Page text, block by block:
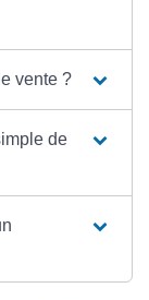
vente ?
de